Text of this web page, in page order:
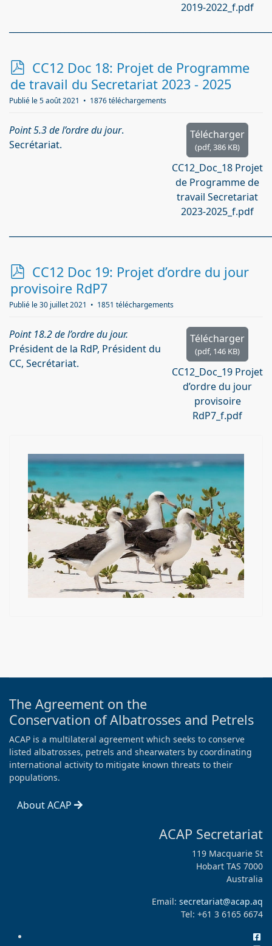
2019-2022_f.pdf
p
d
f
CC12 Doc 18: Projet de Programme
de travail du Secretariat 2023 - 2025
Publié le 5 août 2021 1876 téléchargements
Télécharger
(pdf,386 KB)
CC12_Doc_18 Projet
de Programme de
travail Secretariat
2023-2025_f.pdf
Point 5.3 de l’ordre du jour.
Secrétariat.
p
d
f
CC12 Doc 19: Projet d’ordre du jour
provisoire RdP7
Publié le 30 juillet 2021 1851 téléchargements
Télécharger
(pdf, 146 KB)
CC12_Doc_19 Projet
d’ordre du jour
provisoire
RdP7_f.pdf
Point 18.2 de l’ordre du jour.
Président de la RdP, Président du
CC, Secrétariat.
The Agreement on the
Conservation of Albatrosses and Petrels
ACAP is a multilateral agreement which seeks to conserve
listed albatrosses, petrels and shearwaters by coordinating
international activity to mitigate known threats to their
populations.
About ACAP
ACAP Secretariat
119 Macquarie St
Hobart TAS 7000
Australia
Email: secretariat@acap.aq
Tel: +61 3 6165 6674